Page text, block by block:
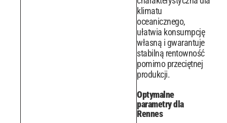
klimatu
oceanicznego,
ułatwia konsumpcję
własną i gwarantuje
stabilną rentowność
pomimo przeciętnej
produkcji.
Optymalne
parametry dla
Rennes